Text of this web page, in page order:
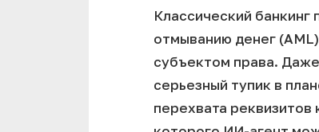
Классический банкинг
отмыванию денег
субъектом права.
серьезный тупик в
перехвата